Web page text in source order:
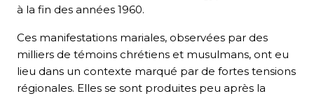
à la fin des années 1960.
Ces manifestations mariales, observées par des
milliers de témoins chrétiens et musulmans, ont eu
lieu dans un contexte marqué par de fortes tensions
régionales. Elles se sont produites peu après la